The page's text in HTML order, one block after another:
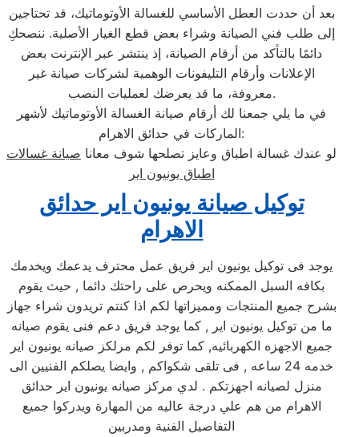
بعد أن حددت العطل الأساسي للغسالة الأوتوماتيك، قد تحتاجين
إلى طلب فني الصيانة وشراء بعض قطع الغيار الأصلية. ننصحكِ
دائمًا بالتأكد من أرقام الصيانة، إذ ينتشر عبر الإنترنت بعض
الإعلانات وأرقام التليفونات الوهمية لشركات صيانة غير
معروفة، ما قد يعرضك لعمليات النصب.
في ما يلي جمعنا لك أرقام صيانة الغسالة الأوتوماتيك لأشهر
الماركات في حدائق الاهرام:
لو عندك غسالة اطباق وعايز تصلحها شوف معانا صيانة غسالات
اطباق يونيون اير
توكيل صيانة يونيون اير حدائق
الاهرام
يوجد فى توكيل يونيون اير فريق عمل محترف يدعمك ويخدمك
بكافه السبل الممكنه ويحرص على راحتك دائما , حيث يقوم
بشرح جميع المنتجات ومميزاتها لكم اذا كنتم تريدون شراء جهاز
ما من توكيل يونيون اير , كما يوجد فريق دعم فنى يقوم صيانه
جميع الاجهزه الكهربائيه, كما توفر لكم مرلكز صيانه يونيون اير
خدمه 24 ساعه , فى تلقى شكواكم , وايضا يصلكم الفنيين الى
منزل لصيانه اجهزتكم . لدي مركز صيانه يونيون اير حدائق
الاهرام من هم علي درجة عاليه من المهارة ويدركوا جميع
التفاصيل الفنية ومدربين